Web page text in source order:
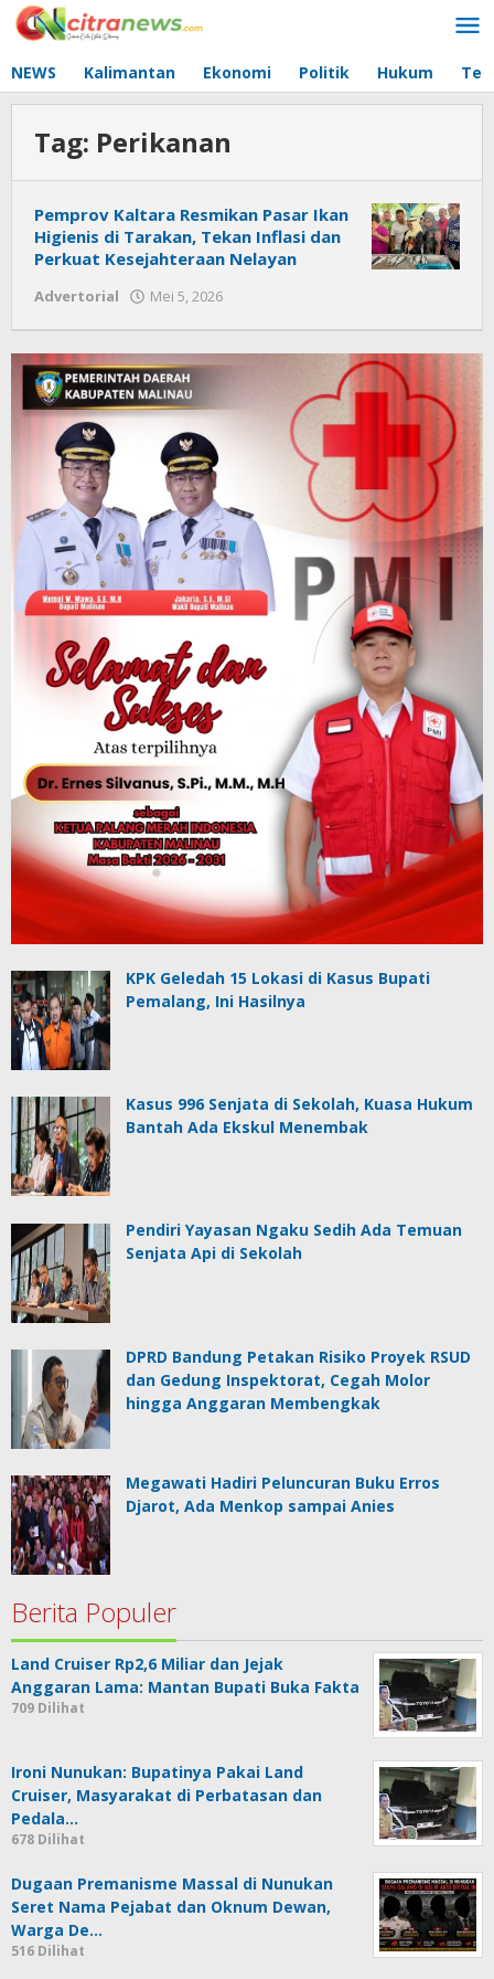
Lewati
ke
NEWS Kalimantan Ekonomi Politik Hukum
Tag: Perikanan
Pemprov Kaltara Resmikan Pasar Ikan
Higienis di Tarakan, Tekan Inflasi dan
Perkuat Kesejahteraan Nelayan
Advertorial Mei 5, 2026
KPK Geledah 15 Lokasi di Kasus Bupati
Pemalang, Ini Hasilnya
Kasus 996 Senjata di Sekolah, Kuasa Hukum
Bantah Ada Ekskul Menembak
Pendiri Yayasan Ngaku Sedih Ada Temuan
Senjata Api di Sekolah
DPRD Bandung Petakan Risiko Proyek RSUD
dan Gedung Inspektorat, Cegah Molor
hingga Anggaran Membengkak
Megawati Hadiri Peluncuran Buku Erros
Djarot, Ada Menkop sampai Anies
Berita Populer
Land Cruiser Rp2,6 Miliar dan Jejak
Anggaran Lama: Mantan Bupati Buka Fakta
709 Dilihat
Ironi Nunukan: Bupatinya Pakai Land
Cruiser, Masyarakat di Perbatasan dan
Pedala…
678 Dilihat
Dugaan Premanisme Massal di Nunukan
Seret Nama Pejabat dan Oknum Dewan,
Warga De…
516 Dilihat